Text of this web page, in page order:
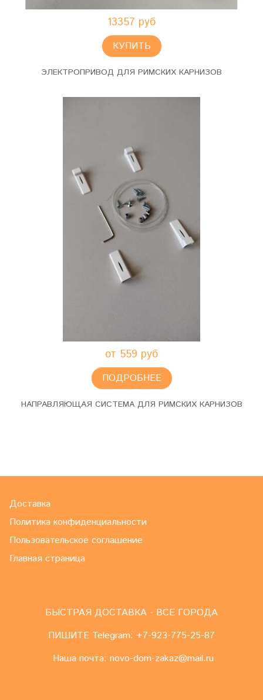
13357 руб
КУПИТЬ
ЭЛЕКТРОПРИВОД ДЛЯ РИМСКИХ КАРНИЗОВ
от 559 руб
ПОДРОБНЕЕ
НАПРАВЛЯЮЩАЯ СИСТЕМА ДЛЯ РИМСКИХ КАРНИЗОВ
Доставка
Политика конфиденциальности
Пользовательское соглашение
Главная страница
БЫСТРАЯ ДОСТАВКА - ВСЕ ГОРОДА
ПИШИТЕ Telegram: +7-923-775-25-87
Наша почта: novo-dom-zakaz@mail.ru